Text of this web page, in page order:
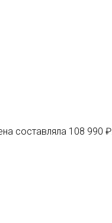
составляла 108 990 ₽.